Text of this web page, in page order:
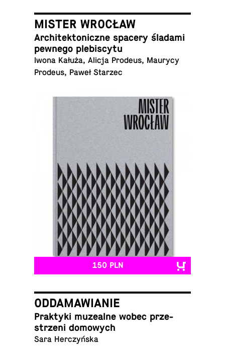
MISTER WROCŁAW
Ar­chi­tek­to­nicz­ne spacery śladami
pewnego plebiscytu
Iwona Kałuża, Alicja Prodeus, Maurycy
Prodeus, Paweł Starzec
150 PLN
ODDAMAWIANIE
Prak­ty­ki mu­ze­al­ne wobec prze­
strze­ni domowych
Sara Herczyńska